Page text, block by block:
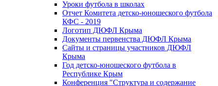
Уроки футбола в школах
Отчет Комитета детско-юношеского футбола
КФС - 2019
Логотип ДЮФЛ Крыма
Документы первенства ДЮФЛ Крыма
Сайты и страницы участников ДЮФЛ
Крыма
Год детско-юношеского футбола в
Республике Крым
Конференция "Структура и содержание